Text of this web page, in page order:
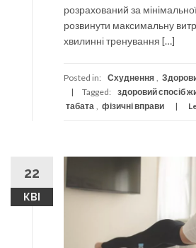
розрахований за мінімальної
розвинути максимальну
хвилинні тренування […]
Posted in: Схуднення
Tagged:
здоровий спосіб
табата
фізичні вправи
22
КВІ